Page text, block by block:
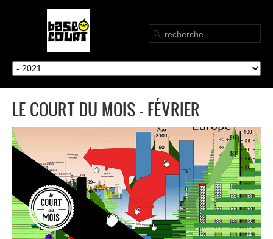
LE COURT DU MOIS - FÉVRIER